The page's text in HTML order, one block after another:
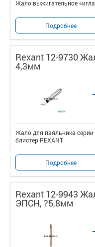
Жало выжигательное
Подробнее
Rexant 12-9730
4,3мм
Жало для паяльника
блистер REXANT
Подробнее
Rexant 12-9943
ЭПСН, ?5,8мм